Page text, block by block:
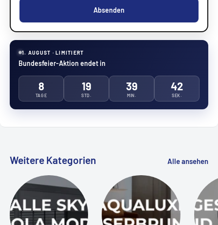
Absenden
1. AUGUST · LIMITIERT
Bundesfeier-Aktion endet in
8
TAGE
19
STD.
39
MIN.
42
SEK.
Weitere Kategorien Alle ansehen